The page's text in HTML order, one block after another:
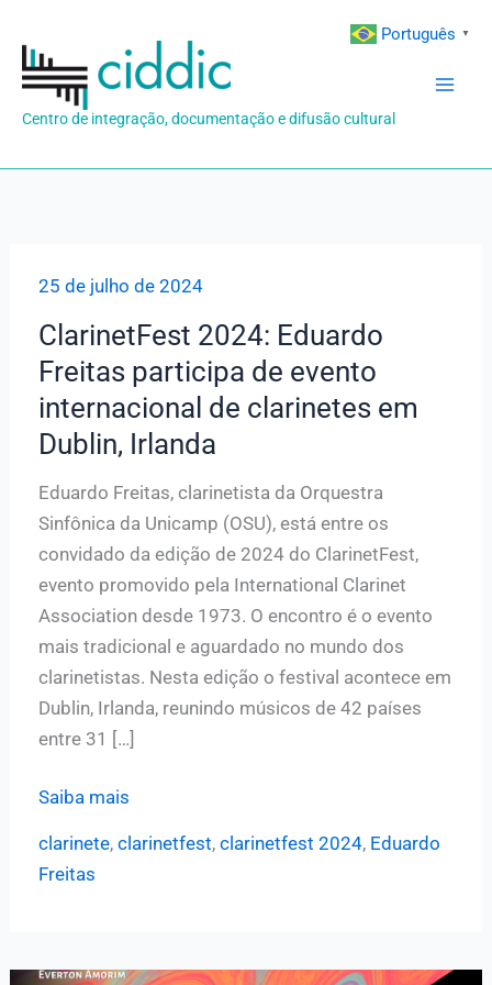
para
conteúdo
Centro de integração, documentação e difusão cultural
25 de julho de 2024
ClarinetFest 2024: Eduardo
Freitas participa de evento
internacional de clarinetes em
Dublin, Irlanda
Eduardo Freitas, clarinetista da Orquestra
Sinfônica da Unicamp (OSU), está entre os
convidado da edição de 2024 do ClarinetFest,
evento promovido pela International Clarinet
Association desde 1973. O encontro é o evento
mais tradicional e aguardado no mundo dos
clarinetistas. Nesta edição o festival acontece em
Dublin, Irlanda, reunindo músicos de 42 países
entre 31 […]
ClarinetFest
evento
Saiba mais
clarinete, clarinetfest, clarinetfest 2024, Eduardo
Freitas
Português ▼